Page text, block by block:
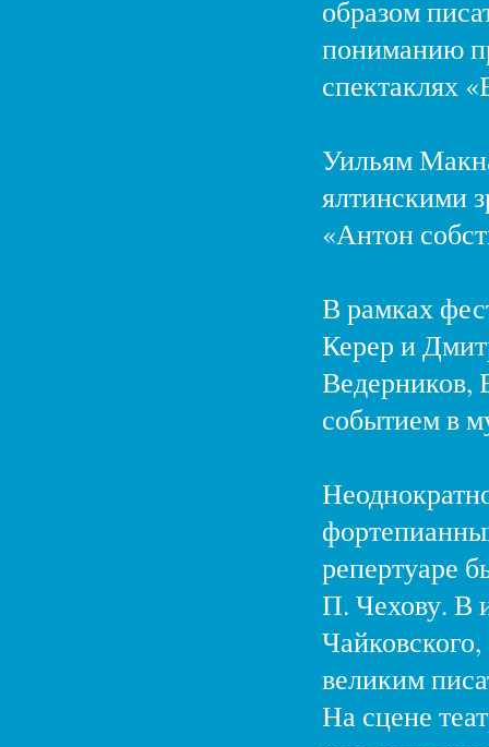
образом
пониманию
спектаклях
Уильям
ялтинскими
«Антон
В рамках
Керер и
Ведерников,
событием в
репертуаре
П. Чехову. В
великим
На сцене